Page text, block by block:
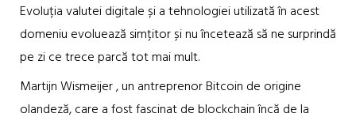
Evoluția valutei digitale și a tehnologiei utilizată în acest
domeniu evoluează simțitor și nu încetează să ne surprindă
pe zi ce trece parcă tot mai mult.
Martijn Wismeijer , un antreprenor Bitcoin de origine
olandeză, care a fost fascinat de blockchain încă de la